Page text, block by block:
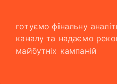
готуємо фінальну
каналу та надаємо
майбутніх кампаній